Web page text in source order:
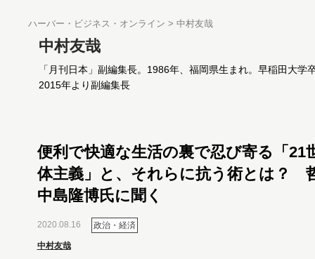
ハーバー・ビジネス・オンライン 中村友哉
中村友哉
「月刊日本」副編集長。1986年、福岡県生まれ。早稲田大
2015年より副編集長
便利で快適な生活の裏で忍び寄る「21
体主義」と、それらに抗う術とは？
中島隆博氏に聞く
2020.08.16 政治・経済
中村友哉